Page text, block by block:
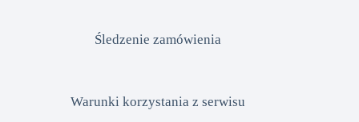
Śledzenie zamówienia
Warunki korzystania z serwisu